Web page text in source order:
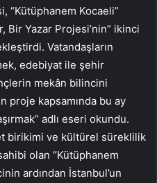
“Kütüphanem Kocaeli”
Bir Yazar Projesi’nin” ikinci
Vatandaşların
edebiyat ile şehir
mekân bilincini
proje kapsamında bu ay
adlı eseri okundu.
birikimi ve kültürel süreklilik
olan “Kütüphanem
ardından İstanbul’un